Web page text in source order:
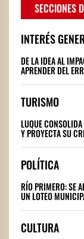
SECCIONES
INTERÉS
DE LA IDEA AL
APRENDER DEL
TURISMO
LUQUE
Y PROYECTA SU
POLÍTICA
RÍO PRIMERO: SE
UN LOTEO
CULTURA